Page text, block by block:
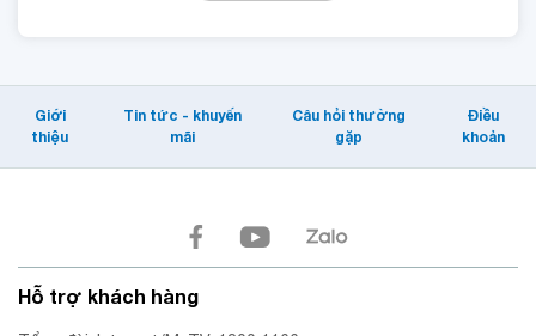
Giới
thiệu
Tin tức - khuyến
mãi
Câu hỏi thường
gặp
Điều
khoản
Hỗ trợ khách hàng